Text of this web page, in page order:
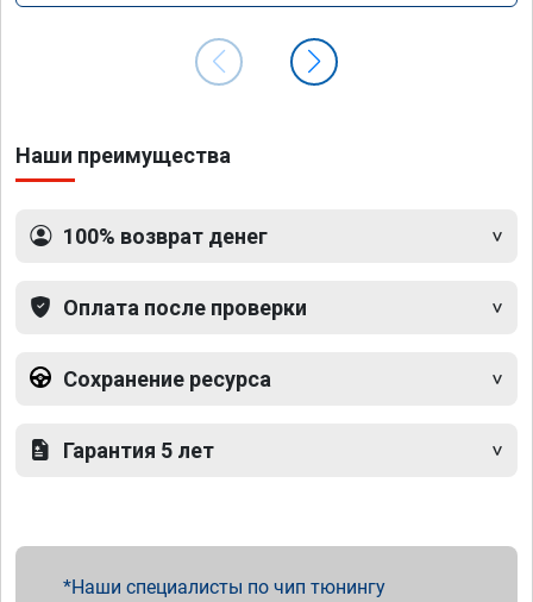
Наши преимущества
100% возврат денег
Оплата после проверки
Сохранение ресурса
Гарантия 5 лет
Наши специалисты по чип тюнингу